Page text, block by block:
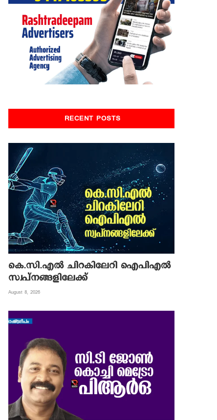
RECENT POSTS
കെ.സി.എല്‍ ചിറകിലേറി ഐപിഎല്‍
സ്വപ്നങ്ങളിലേക്ക്
August 8, 2026